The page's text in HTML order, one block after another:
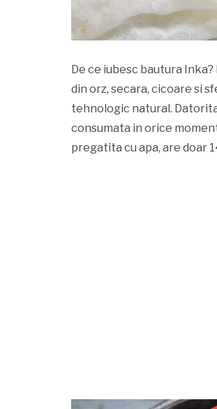
De ce iubesc bautura
din orz, secara, cicoare si
tehnologic natural.
consumata in orice
pregatita cu apa, are doar